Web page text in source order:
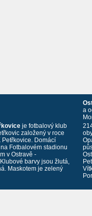
je fotbalový klub
založený v roce
Petřkovice. Domácí
Fotbalovém stadionu
v Ostravě -
barvy jsou žlutá,
Maskotem je zelený
a